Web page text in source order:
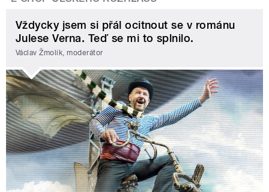
Vždycky jsem si přál ocitnout se v románu
Julese Verna. Teď se mi to splnilo.
Václav Žmolík, moderátor